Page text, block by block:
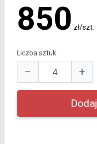
850 zł/szt.
Liczba sztuk:
− +